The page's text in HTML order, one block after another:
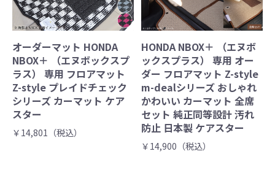
オーダーマット HONDA
NBOX＋ （エヌボックスプ
ラス） 専用 フロアマット
Z-style プレイドチェック
シリーズ カーマット ケア
スター
￥14,801（税込）
HONDA NBOX＋ （エヌボ
ックスプラス） 専用 オー
ダー フロアマット Z-style
m-dealシリーズ おしゃれ
かわいい カーマット 全席
セット 純正同等設計 汚れ
防止 日本製 ケアスター
￥14,900（税込）